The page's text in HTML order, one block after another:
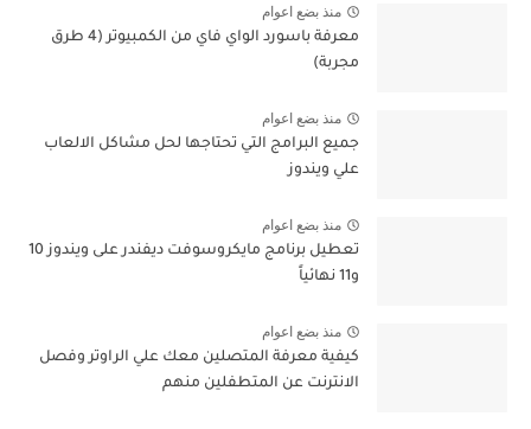
منذ بضع اعوام
معرفة باسورد الواي فاي من الكمبيوتر (4 طرق
مجربة)
منذ بضع اعوام
جميع البرامج التي تحتاجها لحل مشاكل الالعاب
علي ويندوز
منذ بضع اعوام
تعطيل برنامج مايكروسوفت ديفندر على ويندوز 10
و11 نهائياً
منذ بضع اعوام
كيفية معرفة المتصلين معك علي الراوتر وفصل
الانترنت عن المتطفلين منهم